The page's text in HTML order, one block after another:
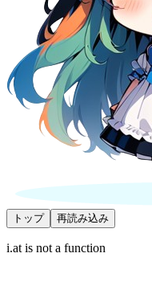
トップ 再読み込み
i.at is not a function